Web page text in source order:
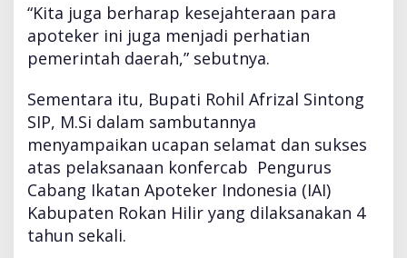
“Kita juga berharap kesejahteraan para
apoteker ini juga menjadi perhatian
pemerintah daerah,” sebutnya.
Sementara itu, Bupati Rohil Afrizal Sintong
SIP, M.Si dalam sambutannya
menyampaikan ucapan selamat dan sukses
atas pelaksanaan konfercab Pengurus
Cabang Ikatan Apoteker Indonesia (IAI)
Kabupaten Rokan Hilir yang dilaksanakan 4
tahun sekali.